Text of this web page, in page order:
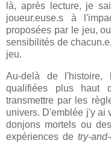
là, après lecture, je
joueur.euse.s à
proposées par le jeu,
sensibilités de
jeu.
Au-delà de
qualifiées plus haut
transmettre par les
univers. D'emblée j'y ai
donjons mortels ou
expériences de try-